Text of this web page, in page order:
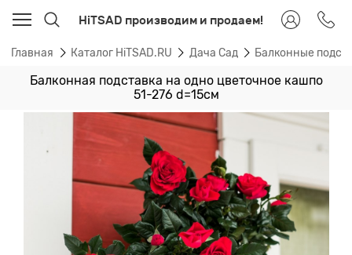
HiTSAD производим и продаем!
Главная Каталог HiTSAD.RU Дача Сад Балконные
Балконная подставка на одно цветочное кашпо
51-276 d=15см